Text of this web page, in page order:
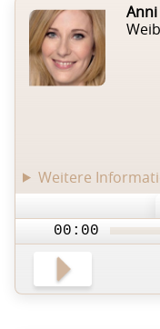
Anni
Weitere
00:00